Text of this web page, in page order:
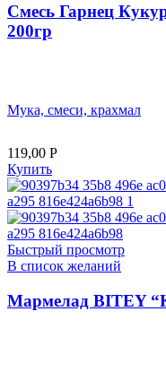
Смесь Гарнец
200гр
Мука, смеси, крахмал
119,00 Р
Купить
Быстрый просмотр
В список желаний
Мармелад BITEY